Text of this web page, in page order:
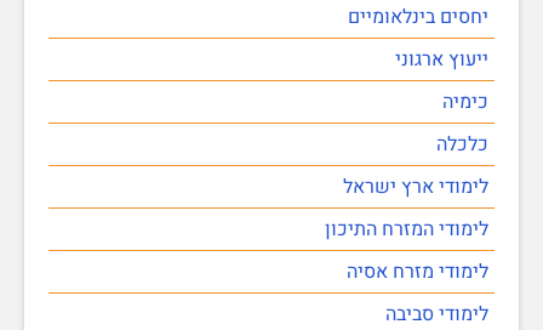
יחסים בינלאומיים
ייעוץ ארגוני
כימיה
כלכלה
לימודי ארץ ישראל
לימודי המזרח התיכון
לימודי מזרח אסיה
לימודי סביבה